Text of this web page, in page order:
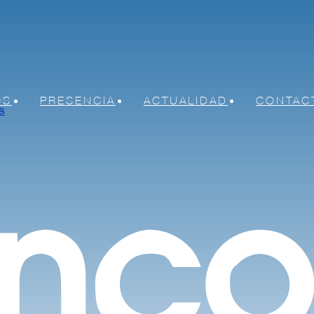
y eléctricas
PRESENCIA ACTUALIDAD